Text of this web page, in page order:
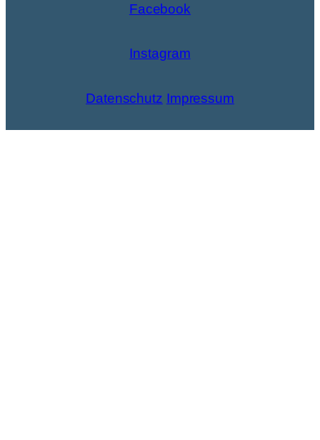
Facebook
Instagram
Datenschutz Impressum